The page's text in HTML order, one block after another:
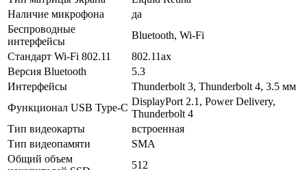
Наличие микрофона
да
Беспроводные
интерфейсы
Bluetooth, Wi-Fi
Стандарт Wi-Fi 802.11
802.11ax
Версия Bluetooth
5.3
Интерфейсы
Thunderbolt 3, Thunderbolt 4, 3.5 мм
Функционал USB Type-C
DisplayPort 2.1, Power Delivery,
Thunderbolt 4
Тип видеокарты
встроенная
Тип видеопамяти
SMA
Общий объем
512